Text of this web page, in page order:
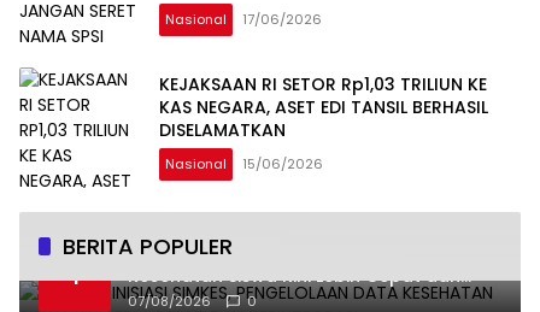
Nasional 17/06/2026
KEJAKSAAN RI SETOR Rp1,03 TRILIUN KE
KAS NEGARA, ASET EDI TANSIL BERHASIL
DISELAMATKAN
Nasional 15/06/2026
BERITA POPULER
1
Undhira Inisiasi SIMKES, Pengelolaan Data
Kesehatan Siswa Kini Lebih Cepat dan
Terintegrasi
07/08/2026 0